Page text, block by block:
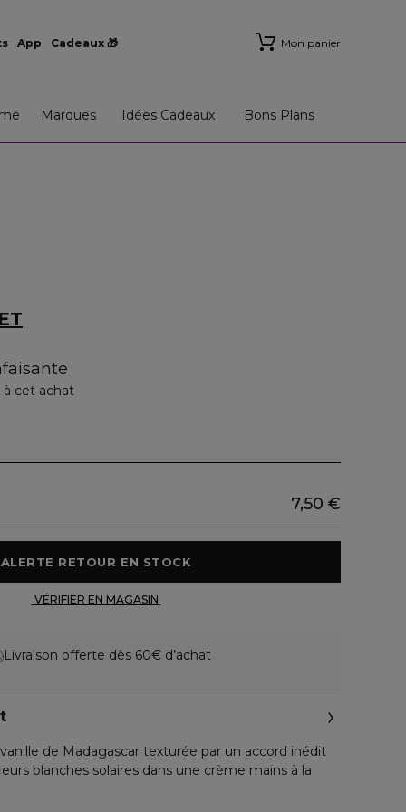
App Cadeaux 🎁 Mon panier
Marques Idées Cadeaux Bons Plans
à cet achat
7,50 €
Livraison offerte dès 60€ d’achat
de Madagascar texturée par un accord inédit
blanches solaires dans une crème mains à la